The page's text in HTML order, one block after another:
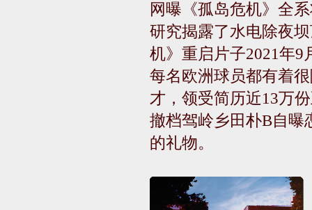
网曝《孤岛危机》全
研究揭露了水电除夜
机》重启片子2021年
每名欧洲球员都有着
才，领受简历近13万
撤档驾岭乡田朴B自曝
的礼物。